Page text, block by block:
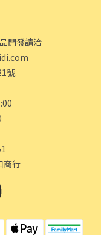
開發請洽
號
商行